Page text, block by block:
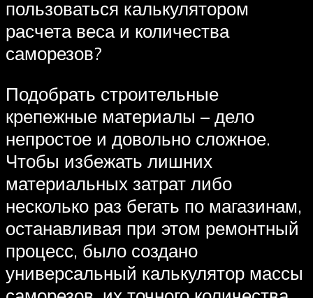
пользоваться калькулятором
расчета веса и количества
саморезов?
Подобрать строительные
крепежные материалы – дело
непростое и довольно сложное.
Чтобы избежать лишних
материальных затрат либо
несколько раз бегать по магазинам,
останавливая при этом ремонтный
процесс, было создано
универсальный калькулятор массы